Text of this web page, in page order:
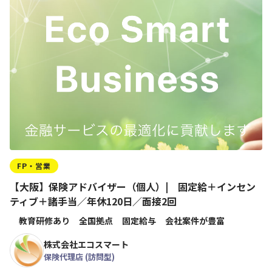
FP・営業
【大阪】保険アドバイザー（個人）| 固定給＋インセン
ティブ＋諸手当／年休120日／面接2回
教育研修あり 全国拠点 固定給与
会社案件が豊富
株式会社エコスマート
保険代理店 (訪問型)